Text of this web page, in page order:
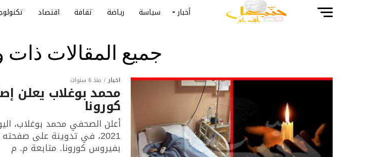
أخبار سياسة رياضة ثقافة اقتصاد
جميع المقالات
أخبار منذ 6 سنوات
محمد بوغلاب يعلن
كورونا
2021، في تدوينة على
بفيروس كورونا. متابعة م. م